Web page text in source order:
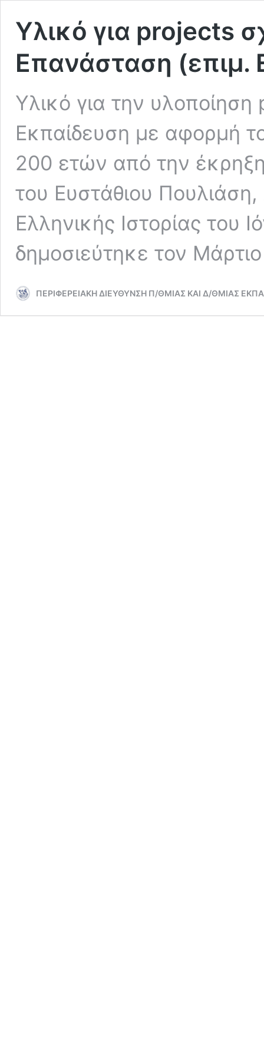
Υλικό για projects
Επανάσταση (επιμ.
Υλικό για την
Εκπαίδευση με αφορμή
200 ετών από την
του Ευστάθιου
Ελληνικής Ιστορίας του
δημοσιεύτηκε τον
ΠΕΡΙΦΕΡΕΙΑΚΗ ΔΙΕΥΘΥΝΣΗ Π/ΘΜΙΑΣ ΚΑΙ Δ/ΘΜΙΑΣ